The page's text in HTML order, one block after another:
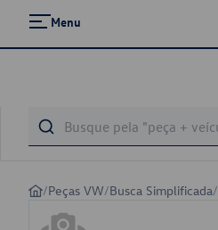
Menu
/Peças VW/Busca Simplificada/